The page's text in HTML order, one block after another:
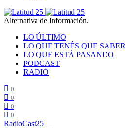
Alternativa de Información.
LO ÚLTIMO
LO QUE TENÉS QUE SABER
LO QUE ESTÁ PASANDO
PODCAST
RADIO
0
0
0
0
RadioCast25